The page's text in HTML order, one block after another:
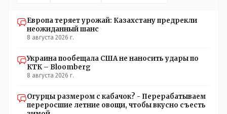
Европа теряет урожай: Казахстану предрекли
неожиданный шанс
8 августа 2026 г.
Украина пообещала США не наносить удары по
КТК – Bloomberg
8 августа 2026 г.
Огурцы размером с кабачок? - Перерабатываем
переросшие летние овощи, чтобы вкусно съесть